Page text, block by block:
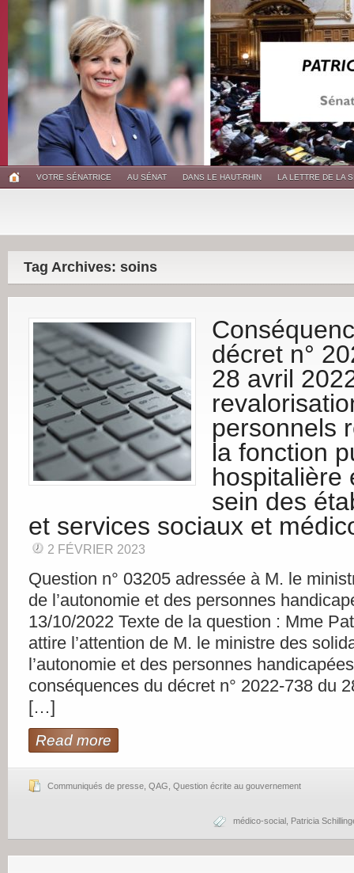
VOTRE SÉNATRICE AU SÉNAT DANS LE HAUT-RHIN LA LETTRE DE LA
Tag Archives: soins
décret n°
28 avril
personnels
la fonction
hospitalière
sein des
et services sociaux et
2 FÉVRIER 2023
Question n° 03205 adressée à M. le
de l’autonomie et des personnes
13/10/2022 Texte de la question : Mme
attire l’attention de M. le ministre des
l’autonomie et des personnes
conséquences du décret n° 2022-738 du
[…]
Read more
Communiqués de presse QAG Question écrite au gouvernement
médico-social Patricia